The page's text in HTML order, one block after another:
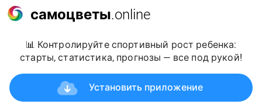
самоцветы.online
📊 Контролируйте спортивный рост ребенка:
старты, статистика, прогнозы — все под рукой!
Установить приложение